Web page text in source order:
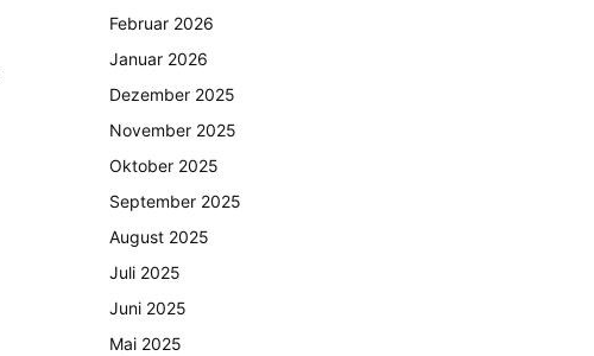
Februar 2026
Januar 2026
Dezember 2025
November 2025
Oktober 2025
September 2025
August 2025
Juli 2025
Juni 2025
Mai 2025